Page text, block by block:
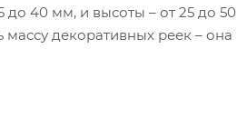
40 мм, и высоты – от 25 до 50
декоративных реек – она